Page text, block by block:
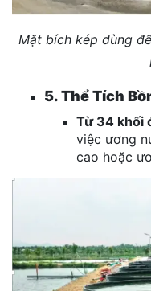
Mặt bích kép dùng
5. Thể Tích
Từ 34 khối
việc ương
cao hoặc